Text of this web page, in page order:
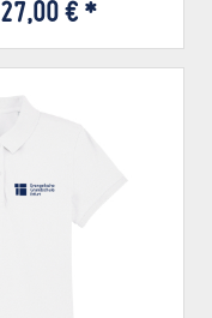
27,00 € *